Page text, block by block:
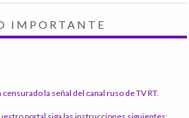
IMPORTANTE
la señal del canal ruso de TV RT.